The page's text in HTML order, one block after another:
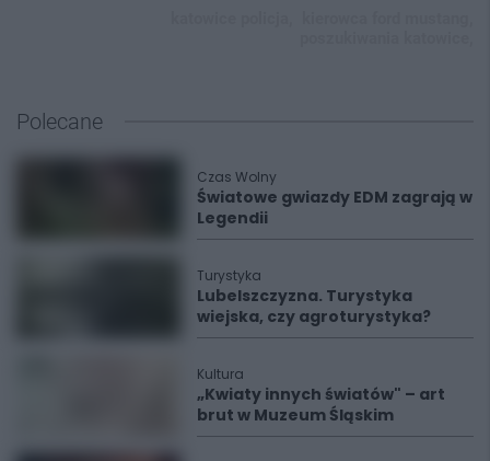
Polecane
Czas Wolny
Światowe gwiazdy EDM zagrają w
Legendii
Turystyka
Lubelszczyzna. Turystyka
wiejska, czy agroturystyka?
Kultura
„Kwiaty innych światów" – art
brut w Muzeum Śląskim